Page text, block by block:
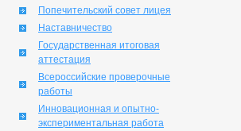
Попечительский совет лицея
Наставничество
Государственная итоговая
аттестация
Всероссийские проверочные
работы
Инновационная и опытно-
экспериментальная работа